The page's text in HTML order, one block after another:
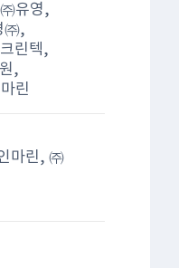
유영,
㈜,
린텍,
,
린
마린, ㈜